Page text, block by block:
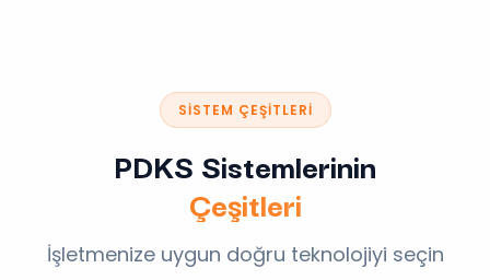
SISTEM ÇEŞITLERI
PDKS Sistemlerinin
Çeşitleri
İşletmenize uygun doğru teknolojiyi seçin